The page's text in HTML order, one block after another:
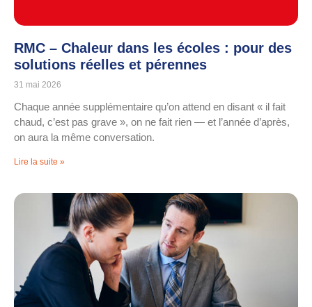
RMC – Chaleur dans les écoles : pour des
solutions réelles et pérennes
31 mai 2026
Chaque année supplémentaire qu’on attend en disant « il fait
chaud, c’est pas grave », on ne fait rien — et l’année d’après,
on aura la même conversation.
Lire la suite »